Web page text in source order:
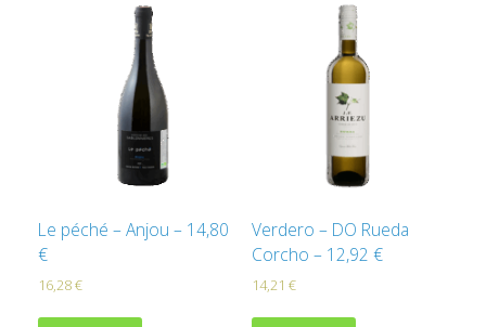
Le péché – Anjou – 14,80
€
16,28€
Verdero – DO Rueda
Corcho – 12,92 €
14,21 €